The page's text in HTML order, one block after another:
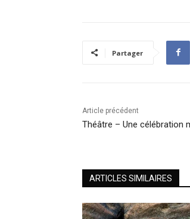
Partager
Article précédent
Théâtre – Une célébration
ARTICLES SIMILAIRES